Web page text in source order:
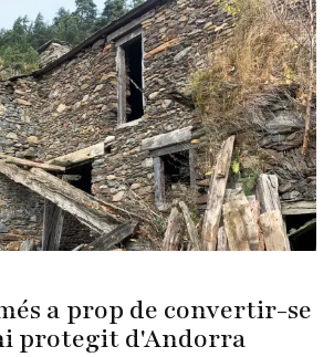
a prop de convertir-se
protegit d'Andorra